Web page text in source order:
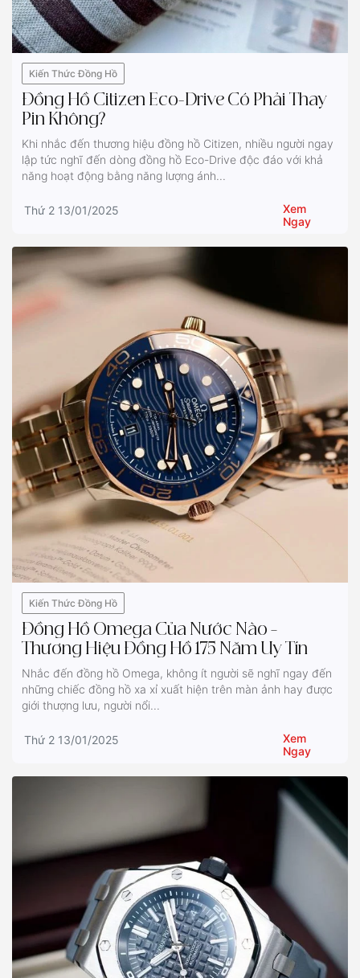
Kiến Thức Đồng Hồ
Đồng Hồ Citizen Eco-Drive Có Phải Thay
Pin Không?
Khi nhắc đến thương hiệu đồng hồ Citizen, nhiều người ngay
lập tức nghĩ đến dòng đồng hồ Eco-Drive độc đáo với khả
năng hoạt động bằng năng lượng ánh...
Thứ 2 13/01/2025
Xem
Ngay
Kiến Thức Đồng Hồ
Đồng Hồ Omega Của Nước Nào –
Thương Hiệu Đồng Hồ 175 Năm Uy Tín
Nhắc đến đồng hồ Omega, không ít người sẽ nghĩ ngay đến
những chiếc đồng hồ xa xỉ xuất hiện trên màn ảnh hay được
giới thượng lưu, người nổi...
Thứ 2 13/01/2025
Xem
Ngay